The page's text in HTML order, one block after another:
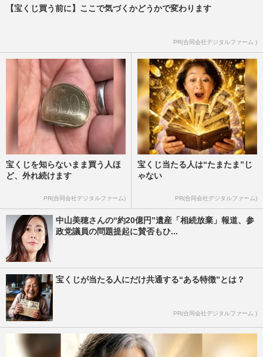
【宝くじ買う前に】ここで気づくかどうかで変わります
PR(合同会社デジタルファーム )
宝くじを知らないまま買う人ほ
ど、外れ続けます
PR(合同会社デジタルファーム)
宝くじ当たる人は“たまたま”じ
ゃない
PR(合同会社デジタルファーム)
中山美穂さんの“約20億円”遺産「相続放棄」報道、参
政党議員の問題提起に賛否もひ...
宝くじが当たる人にだけ共通する“ある特徴”とは？
PR(合同会社デジタルファーム )